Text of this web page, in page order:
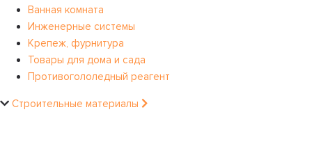
Ванная комната
Инженерные системы
Крепеж, фурнитура
Товары для дома и сада
Противогололедный реагент
Строительные материалы